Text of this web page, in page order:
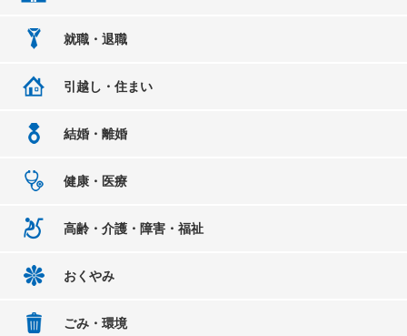
就職・退職
引越し・住まい
結婚・離婚
健康・医療
高齢・介護・障害・福祉
おくやみ
ごみ・環境